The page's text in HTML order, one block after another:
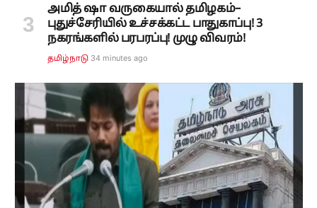
அமித் ஷா வருகையால் தமிழகம்–
புதுச்சேரியில் உச்சக்கட்ட பாதுகாப்பு! 3
நகரங்களில் பரபரப்பு! முழு விவரம்!
தமிழ்நாடு 34 minutes ago